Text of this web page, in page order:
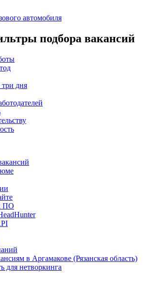
автомобиля
подбора вакансий
три дня
ПО
в Аргамакове (Рязанская область)
для нетворкинга